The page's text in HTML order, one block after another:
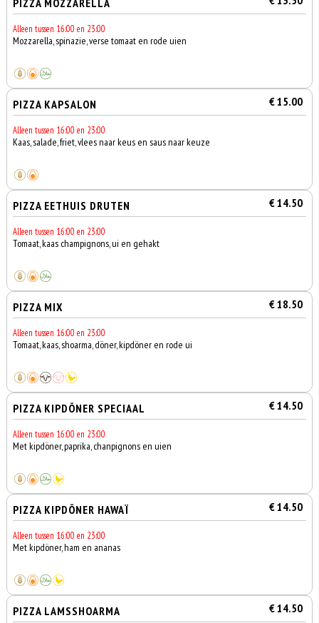
PIZZA MOZZARELLA
Alleen tussen 16:00 en 23:00
Mozzarella, spinazie, verse tomaat en rode uien
PIZZA KAPSALON € 15.00
Alleen tussen 16:00 en 23:00
Kaas, salade, friet, vlees naar keus en saus naar keuze
PIZZA EETHUIS DRUTEN € 14.50
Alleen tussen 16:00 en 23:00
Tomaat, kaas champignons, ui en gehakt
PIZZA MIX € 18.50
Alleen tussen 16:00 en 23:00
Tomaat, kaas, shoarma, döner, kipdöner en rode ui
PIZZA KIPDÖNER SPECIAAL € 14.50
Alleen tussen 16:00 en 23:00
Met kipdöner, paprika, chanpignons en uien
PIZZA KIPDÖNER HAWAÏ € 14.50
Alleen tussen 16:00 en 23:00
Met kipdöner, ham en ananas
PIZZA LAMSSHOARMA € 14.50